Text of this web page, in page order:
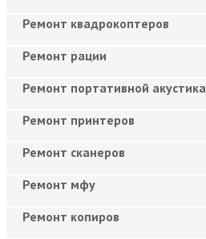
Ремонт квадрокоптеров
Ремонт рации
Ремонт портативной акустика
Ремонт принтеров
Ремонт сканеров
Ремонт мфу
Ремонт копиров